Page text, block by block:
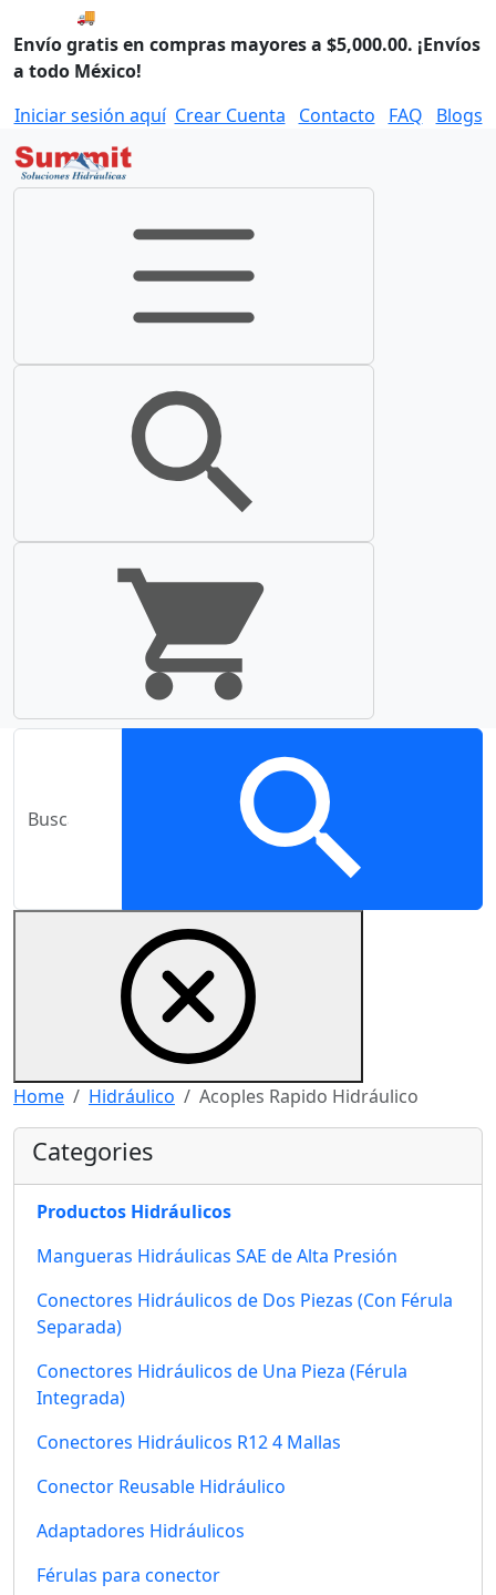
🚚 Compra antes de las 8:00 y enviamos hoy.
Envío gratis en compras mayores a $5,000.00. ¡Envíos
a todo México!
Iniciar sesión aquí Crear Cuenta Contacto FAQ Blogs
Home Hidráulico Acoples Rapido Hidráulico
Categories
Productos Hidráulicos
Mangueras Hidráulicas SAE de Alta Presión
Conectores Hidráulicos de Dos Piezas (Con Férula
Separada)
Conectores Hidráulicos de Una Pieza (Férula
Integrada)
Conectores Hidráulicos R12 4 Mallas
Conector Reusable Hidráulico
Adaptadores Hidráulicos
Férulas para conector